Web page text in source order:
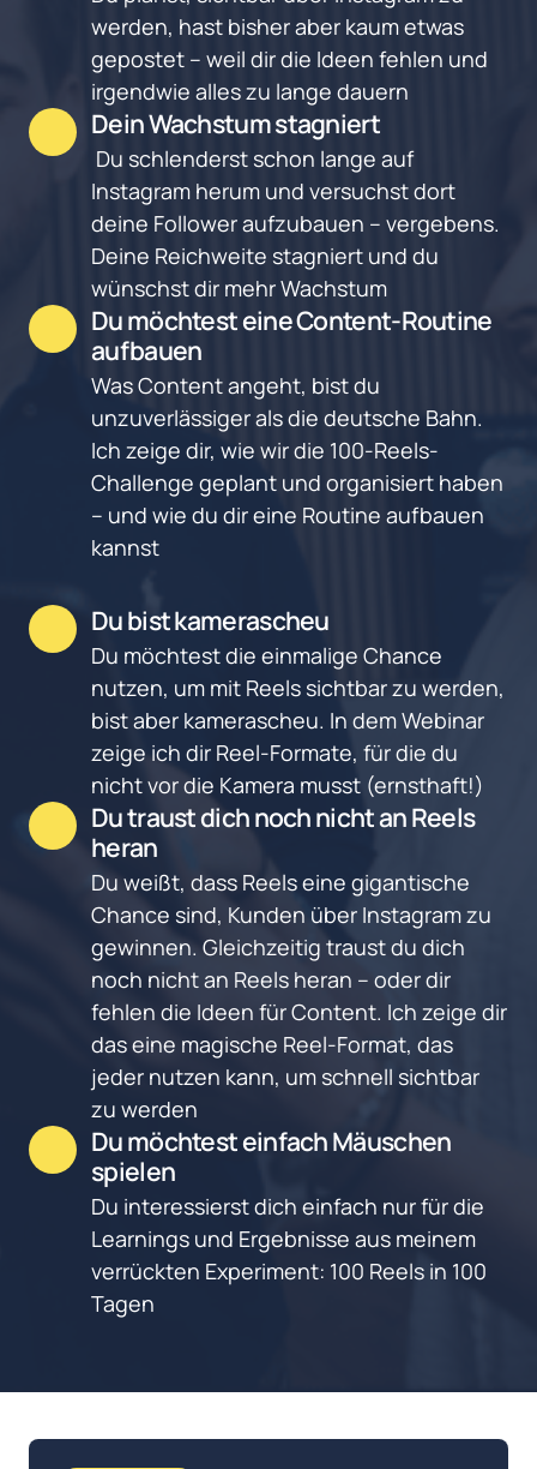
werden, hast bisher aber kaum etwas
gepostet – weil dir die Ideen fehlen und
irgendwie alles zu lange dauern
Dein Wachstum stagniert
Du schlenderst schon lange auf
Instagram herum und versuchst dort
deine Follower aufzubauen – vergebens.
Deine Reichweite stagniert und du
wünschst dir mehr Wachstum
Du möchtest eine Content-Routine
aufbauen
Was Content angeht, bist du
unzuverlässiger als die deutsche Bahn.
Ich zeige dir, wie wir die 100-Reels-
Challenge geplant und organisiert haben
– und wie du dir eine Routine aufbauen
kannst
Du bist kamerascheu
Du möchtest die einmalige Chance
nutzen, um mit Reels sichtbar zu werden,
bist aber kamerascheu. In dem Webinar
zeige ich dir Reel-Formate, für die du
nicht vor die Kamera musst (ernsthaft!)
Du traust dich noch nicht an Reels
heran
Du weißt, dass Reels eine gigantische
Chance sind, Kunden über Instagram zu
gewinnen. Gleichzeitig traust du dich
noch nicht an Reels heran – oder dir
fehlen die Ideen für Content. Ich zeige dir
das eine magische Reel-Format, das
jeder nutzen kann, um schnell sichtbar
zu werden
Du möchtest einfach Mäuschen
spielen
Du interessierst dich einfach nur für die
Learnings und Ergebnisse aus meinem
verrückten Experiment: 100 Reels in 100
Tagen